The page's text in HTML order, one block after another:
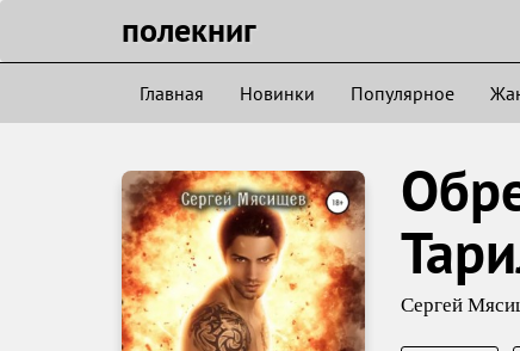
полекниг
Главная Новинки Популярное
Сергей